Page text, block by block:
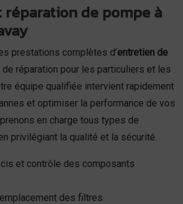
de pompe à
prestations complètes d’entretien de
réparation pour les particuliers et les
équipe qualifiée intervient rapidement
et optimiser la performance de vos
en charge tous types de
privilégiant la qualité et la sécurité.
et contrôle des composants
des filtres